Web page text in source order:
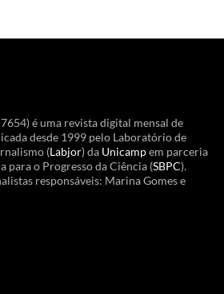
é uma revista digital mensal de
desde 1999 pelo Laboratório de
(Labjor) da Unicampem parceria
para o Progresso da Ciência (SBPC).
responsáveis: Marina Gomes e